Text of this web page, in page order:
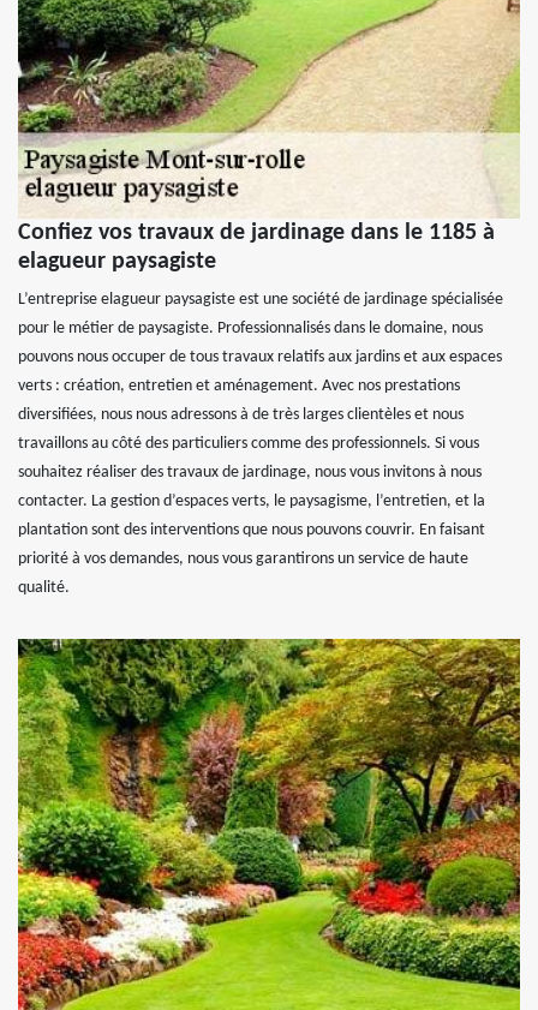
Confiez vos travaux de jardinage dans le 1185 à
elagueur paysagiste
L’entreprise elagueur paysagiste est une société de jardinage spécialisée
pour le métier de paysagiste. Professionnalisés dans le domaine, nous
pouvons nous occuper de tous travaux relatifs aux jardins et aux espaces
verts : création, entretien et aménagement. Avec nos prestations
diversifiées, nous nous adressons à de très larges clientèles et nous
travaillons au côté des particuliers comme des professionnels. Si vous
souhaitez réaliser des travaux de jardinage, nous vous invitons à nous
contacter. La gestion d’espaces verts, le paysagisme, l’entretien, et la
plantation sont des interventions que nous pouvons couvrir. En faisant
priorité à vos demandes, nous vous garantirons un service de haute
qualité.